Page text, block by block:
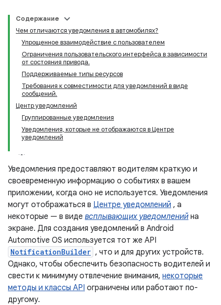
Содержание
Чем отличаются уведомления в автомобилях?
Упрощенное взаимодействие с пользователем
Ограничения пользовательского интерфейса в зависимости
от состояния привода.
Поддерживаемые типы ресурсов
Требования к совместимости для уведомлений в виде
сообщений.
Центр уведомлений
Группированные уведомления
Уведомления, которые не отображаются в Центре
уведомлений
Уведомления предоставляют водителям краткую и
своевременную информацию о событиях в вашем
приложении, когда оно не используется. Уведомления
могут отображаться в Центре уведомлений , а
некоторые — в виде всплывающих уведомлений на
экране. Для создания уведомлений в Android
Automotive OS используется тот же API
NotificationBuilder , что и для других устройств.
Однако, чтобы обеспечить безопасность водителей и
свести к минимуму отвлечение внимания, некоторые
методы и классы API ограничены или работают по-
другому.